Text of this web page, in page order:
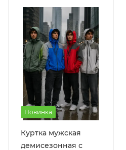
Новинка
Куртка мужская
демисезонная с